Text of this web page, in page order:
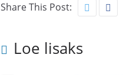
Share This Post:
Loe lisaks